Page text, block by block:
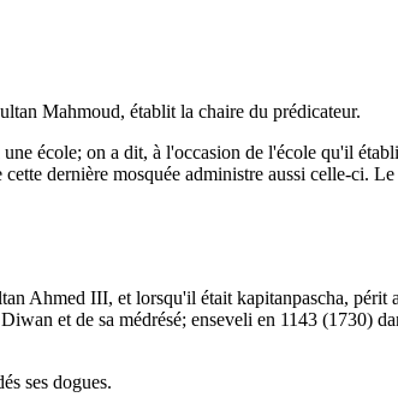
Mahmoud, établit la chaire du prédicateur.
école; on a dit, à l'occasion de l'école qu'il
dernière mosquée administre aussi celle-ci.
Ahmed III, et lorsqu'il était kapitanpascha, périt
et de sa médrésé; enseveli en 1143 (1730)
ses dogues.